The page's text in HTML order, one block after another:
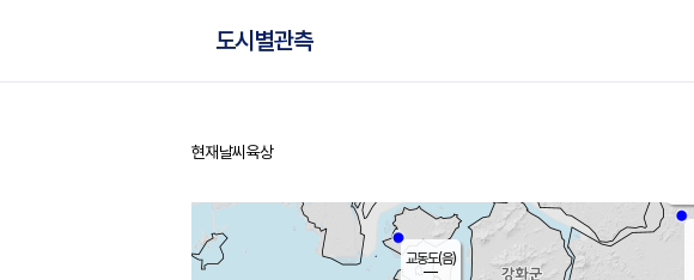
도시별관측
홈
현재날씨 육상
교동도(음)